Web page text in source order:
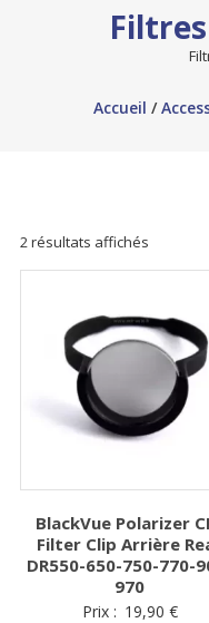
Accueil /
2 résultats affichés
BlackVue Polarizer
Filter Clip Arrière
DR550-650-750-770-
970
Prix : 19,90 €